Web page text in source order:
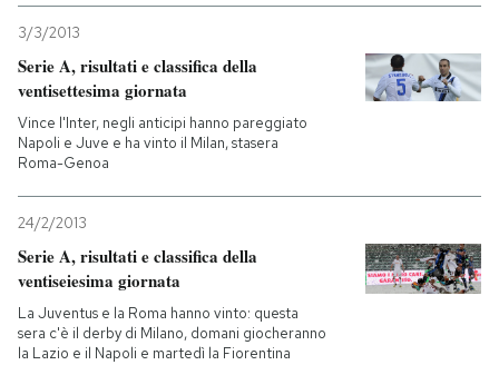
3/3/2013
Serie A, risultati e classifica della
ventisettesima giornata
Vince l'Inter, negli anticipi hanno pareggiato
Napoli e Juve e ha vinto il Milan, stasera
Roma-Genoa
24/2/2013
Serie A, risultati e classifica della
ventiseiesima giornata
La Juventus e la Roma hanno vinto: questa
sera c'è il derby di Milano, domani giocheranno
la Lazio e il Napoli e martedì la Fiorentina